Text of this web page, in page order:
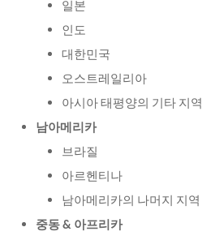
일본
인도
대한민국
오스트레일리아
아시아 태평양의 기타 지역
남아메리카
브라질
아르헨티나
남아메리카의 나머지 지역
중동 & 아프리카